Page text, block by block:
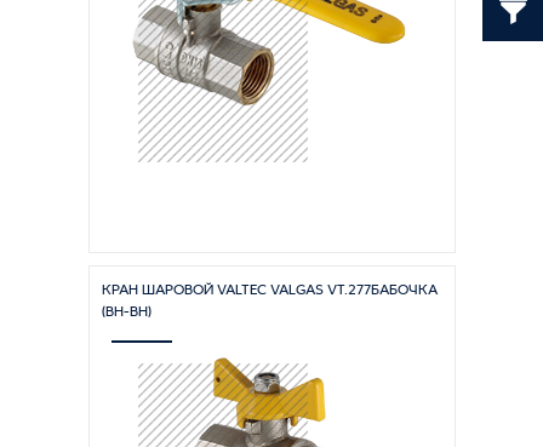
КРАН ШАРОВОЙ VALTEC VALGAS VT.277БАБОЧКА
(ВН-ВН)